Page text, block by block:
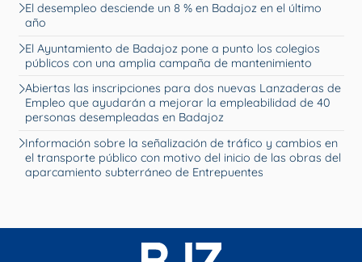
El desempleo desciende un 8 % en Badajoz en el último
año
El Ayuntamiento de Badajoz pone a punto los colegios
públicos con una amplia campaña de mantenimiento
Abiertas las inscripciones para dos nuevas Lanzaderas de
Empleo que ayudarán a mejorar la empleabilidad de 40
personas desempleadas en Badajoz
Información sobre la señalización de tráfico y cambios en
el transporte público con motivo del inicio de las obras del
aparcamiento subterráneo de Entrepuentes